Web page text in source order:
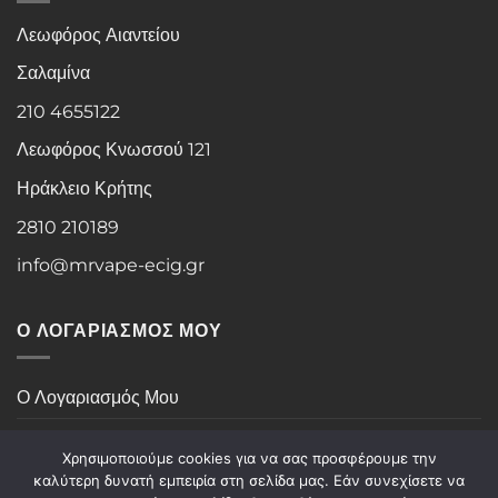
Λεωφόρος Αιαντείου
Σαλαμίνα
210 4655122
Λεωφόρος Κνωσσού 121
Ηράκλειο Κρήτης
2810 210189
info@mrvape-ecig.gr
Ο ΛΟΓΑΡΙΑΣΜΟΣ ΜΟΥ
Ο Λογαριασμός Μου
Χρησιμοποιούμε cookies για να σας προσφέρουμε την
καλύτερη δυνατή εμπειρία στη σελίδα μας. Εάν συνεχίσετε να